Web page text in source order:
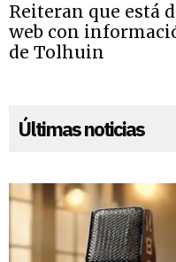
Reiteran que está
web con
de Tolhuin
Últimas noticias